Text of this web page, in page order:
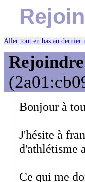
Aller tout en bas au dernier
Bonjour à
J'hésite à
d'athlétisme
Ce qui me